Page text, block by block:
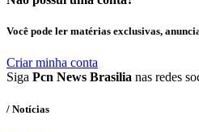
Você pode ler matérias exclusivas,
Criar minha conta
Siga Pcn News Brasilia nas redes
/ Notícias